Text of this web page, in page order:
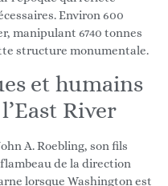
Environ 600
manipulant 6740 tonnes
structure monumentale.
et humains
River
A. Roebling, son fils
de la direction
lorsque Washington est